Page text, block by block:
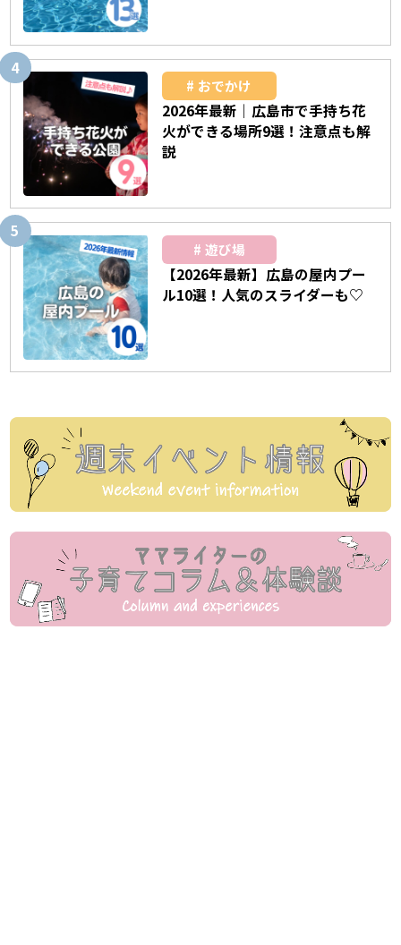
おでかけ
2026年最新｜広島市で手持ち花
火ができる場所9選！注意点も解
説
遊び場
【2026年最新】広島の屋内プー
ル10選！人気のスライダーも♡